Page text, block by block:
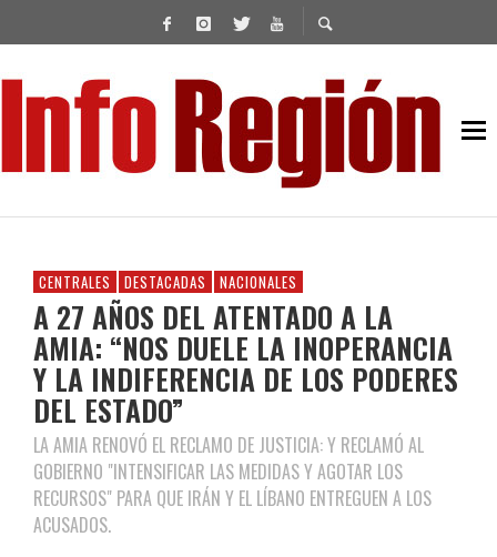
CENTRALES DESTACADAS NACIONALES
A 27 AÑOS DEL ATENTADO A LA
AMIA: “NOS DUELE LA INOPERANCIA
Y LA INDIFERENCIA DE LOS PODERES
DEL ESTADO”
LA AMIA RENOVÓ EL RECLAMO DE JUSTICIA: Y RECLAMÓ AL
GOBIERNO "INTENSIFICAR LAS MEDIDAS Y AGOTAR LOS
RECURSOS" PARA QUE IRÁN Y EL LÍBANO ENTREGUEN A LOS
ACUSADOS.